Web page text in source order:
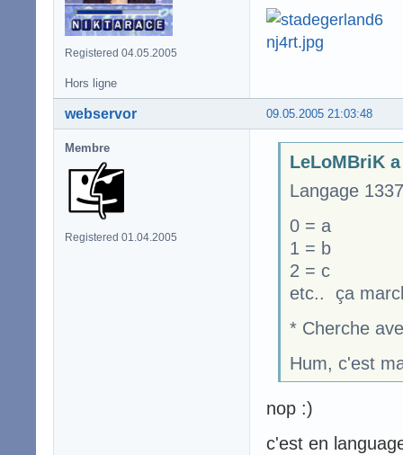
Registered 04.05.2005
Hors ligne
09.05.2005 21:03:48
webservor
Membre
Registered 01.04.2005
LeLoMBriK
Langage
0 = a
1 = b
2 = c
etc.. ça
* Cherche
Hum, c'est
nop :)
c'est en